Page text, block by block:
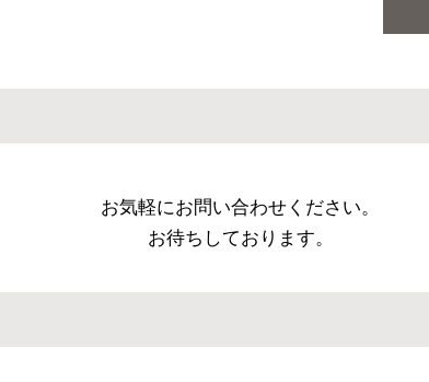
お気軽にお問い合わせください。
お待ちしております。